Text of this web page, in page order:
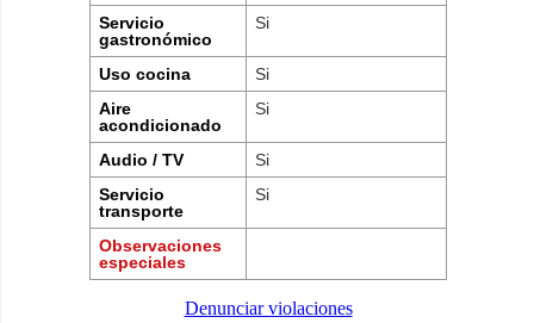
Servicio
gastronómico
Si
Uso cocina
Si
Aire
acondicionado
Si
Audio / TV
Si
Servicio
transporte
Si
Observaciones
especiales
Denunciar violaciones